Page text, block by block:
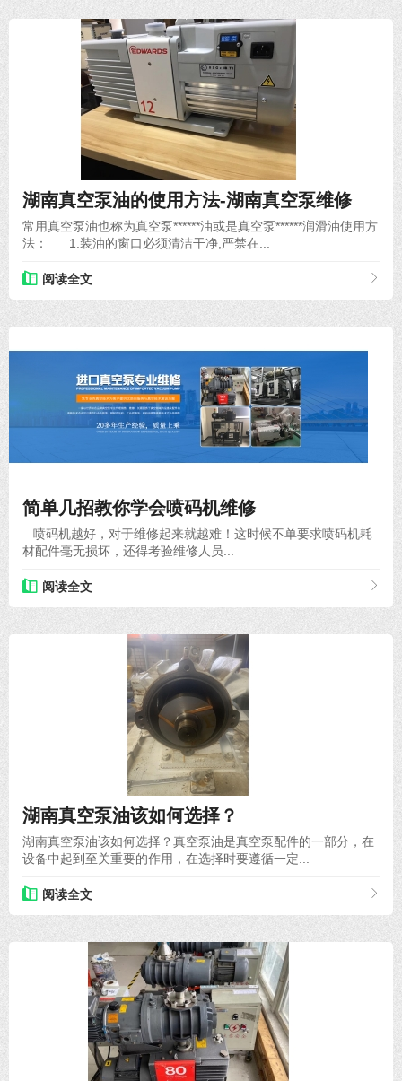
湖南真空泵油的使用方法-湖南真空泵维修
常用真空泵油也称为真空泵******油或是真空泵******润滑油使用方
法： 1.装油的窗口必须清洁干净,严禁在...
阅读全文
简单几招教你学会喷码机维修
喷码机越好，对于维修起来就越难！这时候不单要求喷码机耗
材配件毫无损坏，还得考验维修人员...
阅读全文
湖南真空泵油该如何选择？
湖南真空泵油该如何选择？真空泵油是真空泵配件的一部分，在
设备中起到至关重要的作用，在选择时要遵循一定...
阅读全文